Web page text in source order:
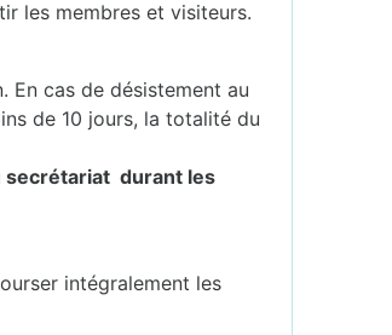
les membres et visiteurs.
En cas de désistement au
de 10 jours, la totalité du
secrétariat durant les
intégralement les